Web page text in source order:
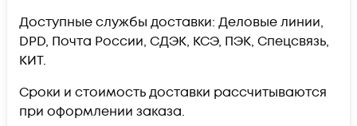
Доступные службы доставки: Деловые линии,
DPD, Почта России, СДЭК, КСЭ, ПЭК, Спецсвязь,
КИТ.
Сроки и стоимость доставки рассчитываются
при оформлении заказа.